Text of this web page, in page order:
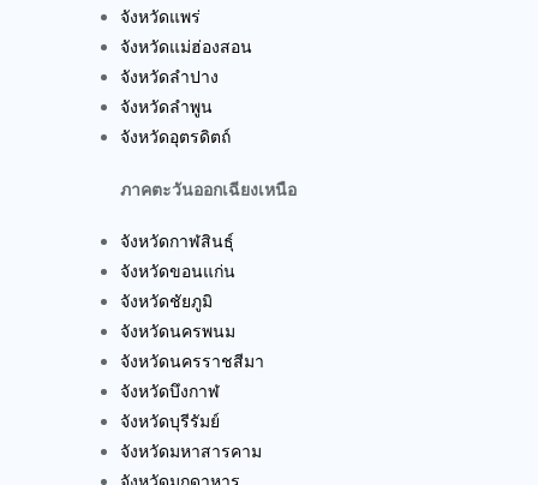
จังหวัดแพร่
จังหวัดแม่ฮ่องสอน
จังหวัดลำปาง
จังหวัดลำพูน
จังหวัดอุตรดิตถ์
ภาคตะวันออกเฉียงเหนือ
จังหวัดกาฬสินธุ์
จังหวัดขอนแก่น
จังหวัดชัยภูมิ
จังหวัดนครพนม
จังหวัดนครราชสีมา
จังหวัดบึงกาฬ
จังหวัดบุรีรัมย์
จังหวัดมหาสารคาม